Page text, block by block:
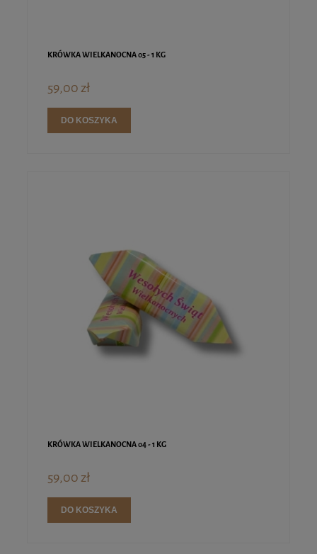
KRÓWKA WIELKANOCNA 05 - 1 KG
59,00 zł
DO KOSZYKA
KRÓWKA WIELKANOCNA 04 - 1 KG
59,00 zł
DO KOSZYKA